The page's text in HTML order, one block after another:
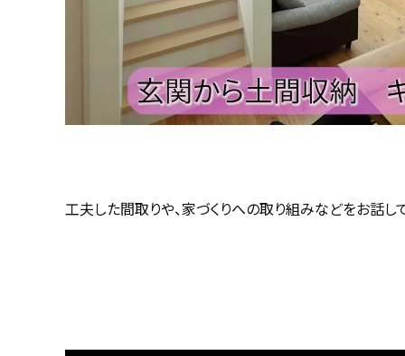
工夫した間取りや、家づくりへの取り組みなどをお話し